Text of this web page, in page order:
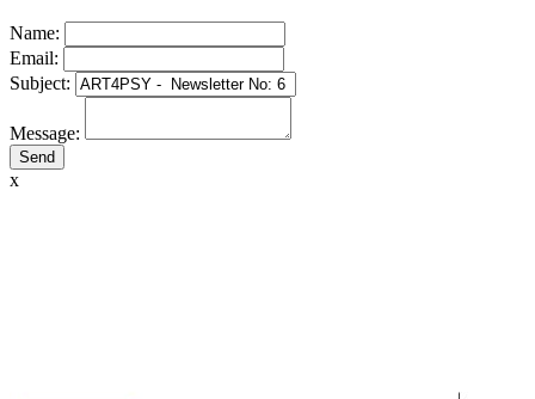
Name:
Email:
Subject:
Message:
x